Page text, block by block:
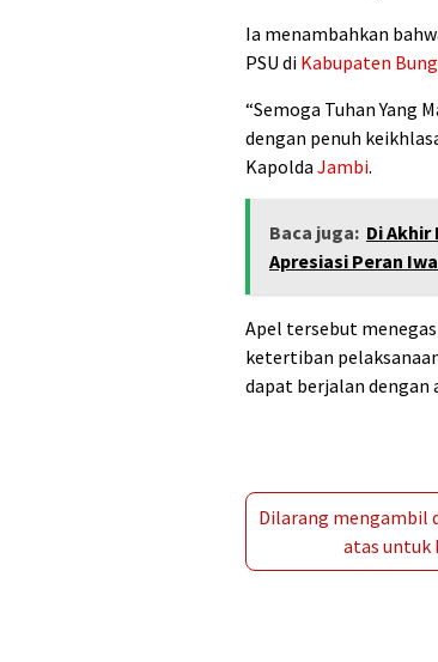
Ia menambahkan
PSU di Kabupaten
“Semoga Tuhan Yang
dengan penuh
Kapolda Jambi.
Baca juga: Di
Apresiasi Peran
Apel tersebut
ketertiban
dapat berjalan dengan
Dilarang mengambil
atas untuk